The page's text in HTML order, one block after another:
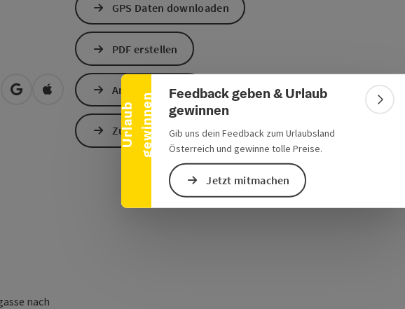
U
r
l
a
u
b
g
e
w
i
n
n
e n
Banner einklappen
Feedback geben & Urlaub
gewinnen
Gib uns dein Feedback zum Urlaubsland
Österreich und gewinne tolle Preise.
Jetzt mitmachen
in Google Maps öffnen
in Apple Maps öffnen
nach
GPS Daten downloaden
PDF erstellen
Anfrage senden
Zur Website